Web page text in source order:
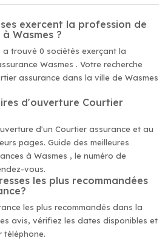
exercent la profession de
Wasmes ?
a trouvé 0 sociétés exerçant la
Wasmes . Votre recherche
assurance dans la ville de Wasmes
d'ouverture Courtier
d'un Courtier assurance et au
pages. Guide des meilleures
à Wasmes , le numéro de
vous.
les plus recommandées
les plus recommandés dans la
avis, vérifiez les dates disponibles et
téléphone.